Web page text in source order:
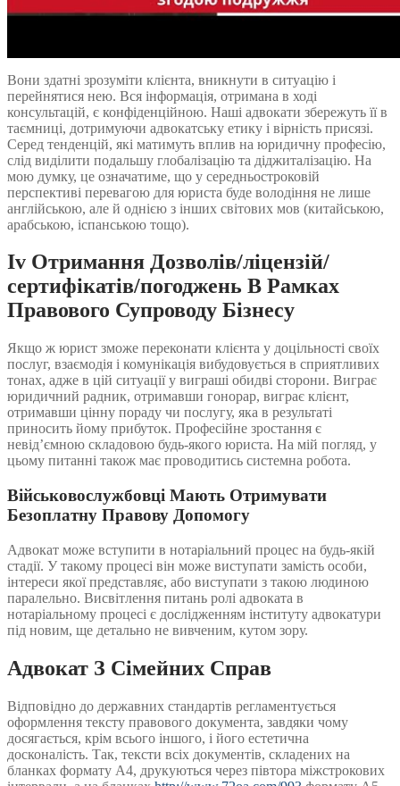
Вони здатні зрозуміти клієнта, вникнути в ситуацію і
перейнятися нею. Вся інформація, отримана в ході
консультацій, є конфіденційною. Наші адвокати збережуть її в
таємниці, дотримуючи адвокатську етику і вірність присязі.
Серед тенденцій, які матимуть вплив на юридичну професію,
слід виділити подальшу глобалізацію та діджиталізацію. На
мою думку, це означатиме, що у середньостроковій
перспективі перевагою для юриста буде володіння не лише
англійською, але й однією з інших світових мов (китайською,
арабською, іспанською тощо).
Iv Отримання Дозволів/ліцензій/
сертифікатів/погоджень В Рамках
Правового Супроводу Бізнесу
Якщо ж юрист зможе переконати клієнта у доцільності своїх
послуг, взаємодія і комунікація вибудовується в сприятливих
тонах, адже в цій ситуації у виграші обидві сторони. Виграє
юридичний радник, отримавши гонорар, виграє клієнт,
отримавши цінну пораду чи послугу, яка в результаті
приносить йому прибуток. Професійне зростання є
невід’ємною складовою будь-якого юриста. На мій погляд, у
цьому питанні також має проводитись системна робота.
Військовослужбовці Мають Отримувати
Безоплатну Правову Допомогу
Адвокат може вступити в нотаріальний процес на будь-якій
стадії. У такому процесі він може виступати замість особи,
інтереси якої представляє, або виступати з такою людиною
паралельно. Висвітлення питань ролі адвоката в
нотаріальному процесі є дослідженням інституту адвокатури
під новим, ще детально не вивченим, кутом зору.
Адвокат З Сімейних Справ
Відповідно до державних стандартів регламентується
оформлення тексту правового документа, завдяки чому
досягається, крім всього іншого, і його естетична
досконалість. Так, тексти всіх документів, складених на
бланках формату А4, друкуються через півтора міжстрокових